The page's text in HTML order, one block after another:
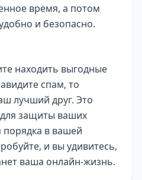
время, а потом
и безопасно.
находить выгодные
спам, то
лучший друг. Это
защиты ваших
в вашей
и вы удивитесь,
ваша онлайн-жизнь.